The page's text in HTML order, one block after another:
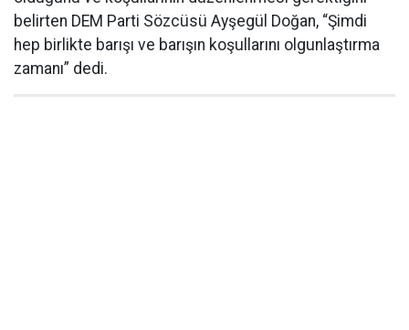
belirten DEM Parti Sözcüsü Ayşegül Doğan, “Şimdi
hep birlikte barışı ve barışın koşullarını olgunlaştırma
zamanı” dedi.